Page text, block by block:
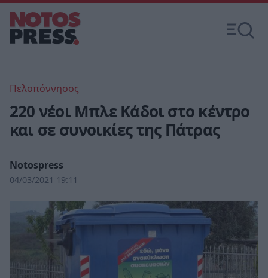
Πελοπόννησος
220 νέοι Μπλε Κάδοι στο κέντρο
και σε συνοικίες της Πάτρας
Notospress
04/03/2021 19:11